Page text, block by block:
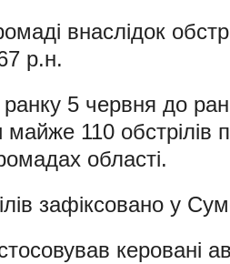
внаслідок
р.н.
5 червня до
майже 110
області.
зафіксовано у
керовані